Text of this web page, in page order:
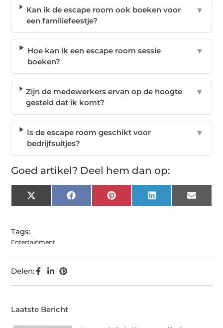
Kan ik de escape room ook boeken voor
een familiefeestje?
▼
Hoe kan ik een escape room sessie
boeken?
▼
Zijn de medewerkers ervan op de hoogte
gesteld dat ik komt?
▼
Is de escape room geschikt voor
bedrijfsuitjes?
▼
Goed artikel? Deel hem dan op:
X
(Twitter)
FacebookPinterest LinkedIn Email
Tags:
Entertainment
Delen:
Laatste Bericht